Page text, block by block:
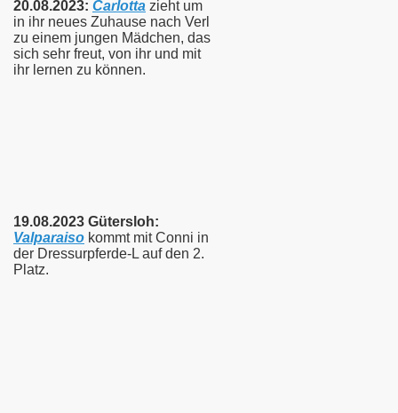
20.08.2023: Carlotta zieht um
in ihr neues Zuhause nach Verl
zu einem jungen Mädchen, das
sich sehr freut, von ihr und mit
ihr lernen zu können.
19.08.2023 Gütersloh:
Valparaiso kommt mit Conni in
der Dressurpferde-L auf den 2.
Platz.